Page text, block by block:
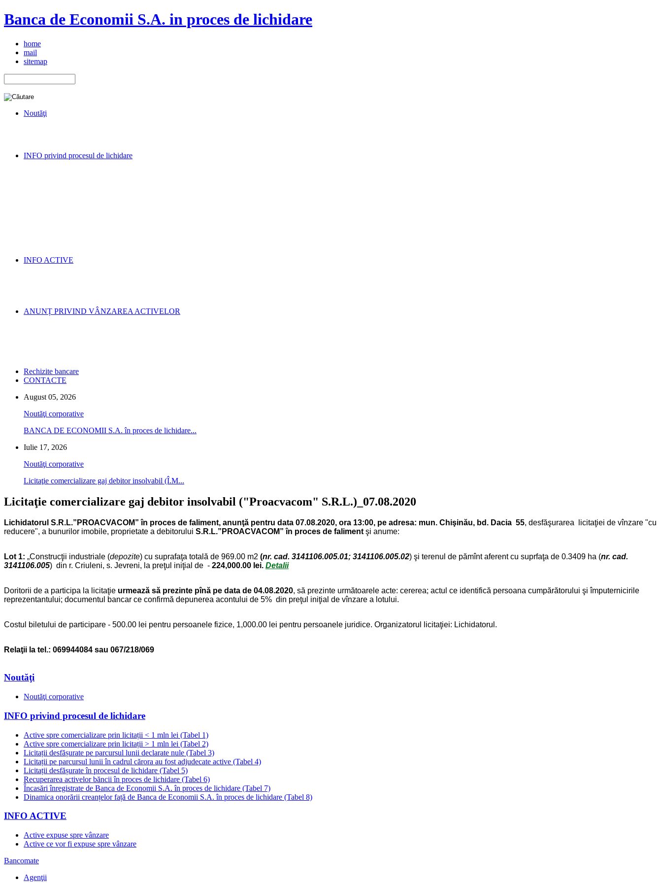
Banca de Economii S.A. in proces de lichidare
home
mail
sitemap
Noutăţi
INFO privind procesul de lichidare
INFO ACTIVE
ANUNȚ PRIVIND VÂNZAREA ACTIVELOR
Rechizite bancare
CONTACTE
August 05, 2026
Noutăţi corporative
BANCA DE ECONOMII S.A. în proces de lichidare...
Iulie 17, 2026
Noutăţi corporative
Licitaţie comercializare gaj debitor insolvabil (Î.M...
Licitaţie comercializare gaj debitor insolvabil ("Proacvacom" S.R.L.)_07.08.2020
Lichidatorul S.R.L.”PROACVACOM” în proces de faliment, anunţă pentru data 07.08.2020, ora 13:00, pe adresa: mun. Chişinău, bd. Dacia 55, desfăşurarea licitaţiei de vînzare "cu
reducere", a bunurilor imobile, proprietate a debitorului S.R.L.”PROACVACOM” în proces de faliment şi anume:
Lot 1: „Construcţii industriale (depozite) cu suprafaţa totală de 969.00 m2 (nr. cad. 3141106.005.01; 3141106.005.02) şi terenul de pămînt aferent cu suprfaţa de 0.3409 ha (nr. cad.
3141106.005) din r. Criuleni, s. Jevreni, la preţul iniţial de - 224,000.00 lei. Detalii
Doritorii de a participa la licitaţie urmează să prezinte pînă pe data de 04.08.2020, să prezinte următoarele acte: cererea; actul ce identifică persoana cumpărătorului şi împuternicirile
reprezentantului; documentul bancar ce confirmă depunerea acontului de 5% din preţul iniţial de vînzare a lotului.
Costul biletului de participare - 500.00 lei pentru persoanele fizice, 1,000.00 lei pentru persoanele juridice. Organizatorul licitaţiei: Lichidatorul.
Relaţii la tel.: 069944084 sau 067/218/069
Noutăţi
Noutăţi corporative
INFO privind procesul de lichidare
Active spre comercializare prin licitații < 1 mln lei (Tabel 1)
Active spre comercializare prin licitații > 1 mln lei (Tabel 2)
Licitații desfășurate pe parcursul lunii declarate nule (Tabel 3)
Licitații pe parcursul lunii în cadrul cărora au fost adjudecate active (Tabel 4)
Licitații desfășurate în procesul de lichidare (Tabel 5)
Recuperarea activelor băncii în proces de lichidare (Tabel 6)
Încasări înregistrate de Banca de Economii S.A. în proces de lichidare (Tabel 7)
Dinamica onorării creanțelor față de Banca de Economii S.A. în proces de lichidare (Tabel 8)
INFO ACTIVE
Active expuse spre vânzare
Active ce vor fi expuse spre vânzare
Bancomate
Agenţii